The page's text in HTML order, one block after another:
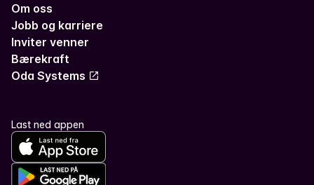
Om oss
Jobb og karriere
Inviter venner
Bærekraft
Oda Systems
Last ned appen